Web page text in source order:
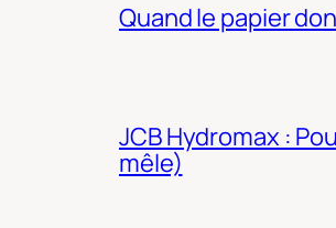
Quand le papier
JCB Hydromax :
mêle)